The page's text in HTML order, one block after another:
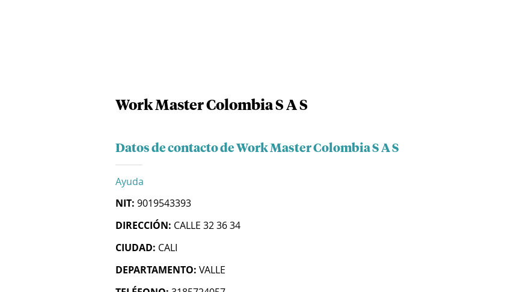
Work Master Colombia S A S
Datos de contacto de Work Master Colombia S A S
Ayuda
NIT: 9019543393
DIRECCIÓN: CALLE 32 36 34
CIUDAD: CALI
DEPARTAMENTO: VALLE